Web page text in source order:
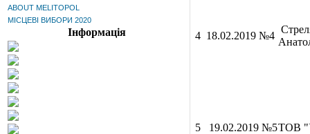
ABOUT MELITOPOL
МІСЦЕВІ ВИБОРИ 2020
Інформація 4 18.02.2019 №4
5 19.02.2019 №5ТОВ